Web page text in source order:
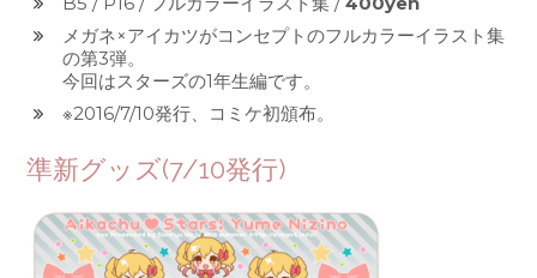
メガネ×アイカツがコンセプトのフルカラーイラスト集
の第3弾。
今回はスターズの1年生編です。
※2016/7/10発行、コミケ初頒布。
準新グッズ(7/10発行)